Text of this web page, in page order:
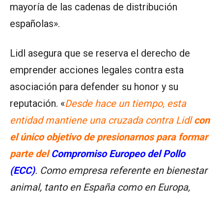
mayoría de las cadenas de distribución
españolas».
Lidl asegura que se reserva el derecho de
emprender acciones legales contra esta
asociación para defender su honor y su
reputación. «Desde hace un tiempo, esta
entidad mantiene una cruzada contra Lidlcon
el único objetivo de presionarnos para formar
parte delCompromiso Europeo del Pollo
(ECC). Como empresa referente en bienestar
animal, tanto en España como en Europa,